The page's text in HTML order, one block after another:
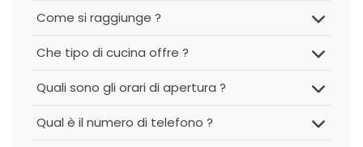
Come si raggiunge ?
Che tipo di cucina offre ?
Quali sono gli orari di apertura ?
Qual è il numero di telefono ?